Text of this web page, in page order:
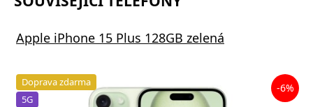
Apple iPhone 15 Plus 128GB zelená
Doprava zdarma
5G
-6%